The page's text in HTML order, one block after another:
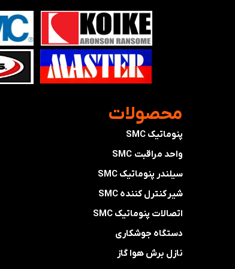
​محصولات
پنوماتیک SMC
واحد مراقبت SMC
سیلندر پنوماتیک SMC
شیر کنترل کننده SMC
اتصالات پنوماتیک SMC
دستگاه جوشکاری
نازل برش هوا گاز